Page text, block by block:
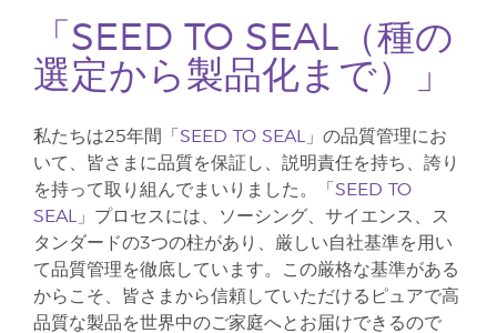
「SEED TO SEAL（種の
選定から製品化まで）」
私たちは25年間「 SEED TO SEAL
」の品質管理にお
いて、皆さまに品質を保証し、説明責任を持ち、誇り
を持って取り組んでまいりました。「 SEED TO
SEAL
」プロセスには、ソーシング、サイエンス、ス
タンダードの3つの柱があり、厳しい自社基準を用い
て品質管理を徹底しています。この厳格な基準がある
からこそ、皆さまから信頼していただけるピュアで高
品質な製品を世界中のご家庭へとお届けできるので